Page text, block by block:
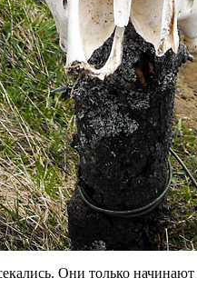
Они только начинают